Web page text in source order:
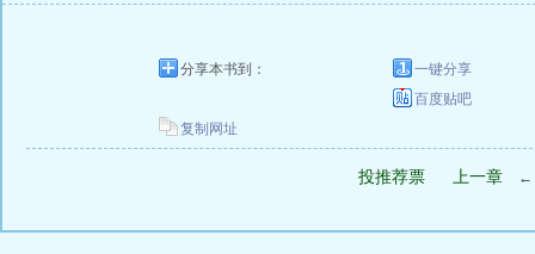
分享本书到：
一键分享
百度贴吧
复制网址
投推荐票 上一章 ←